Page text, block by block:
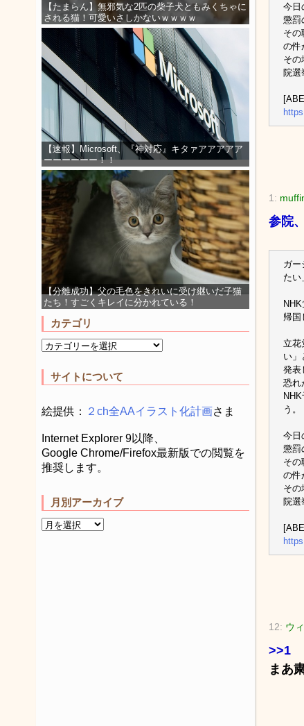
【たまらん】無邪気な2匹の柴子犬ともみくちゃに
される猫！可愛いさしかないｗｗｗｗ
【速報】Microsoft、『神対応』キタァアアアアア
ーーーーーー！！
【分離成功】父の毛色をきれいに受け継いだ子猫
たち！すごくキレイに分かれている！
カテゴリ
サイトについて
絵提供： ２ch全AAイラスト化計画さま
Internet Explorer 9以降、
Google Chrome/Firefox最新版での閲覧を
推奨します。
月別アーカイブ
今日
懲罰
その
の件
その
院選
1:
参院
ガー
たい
帰国
立花
い」
発表
恐れ
う。
今日
懲罰
その
の件
その
院選
12: ウ
>>1
まあ